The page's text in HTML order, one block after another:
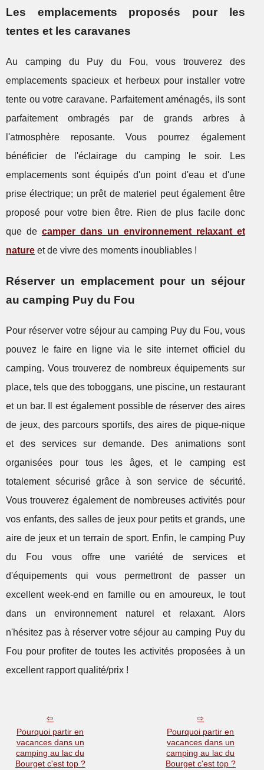
Les emplacements proposés pour les
tentes et les caravanes
Au camping du Puy du Fou, vous trouverez des
emplacements spacieux et herbeux pour installer votre
tente ou votre caravane. Parfaitement aménagés, ils sont
parfaitement ombragés par de grands arbres à
l'atmosphère reposante. Vous pourrez également
bénéficier de l'éclairage du camping le soir. Les
emplacements sont équipés d'un point d'eau et d'une
prise électrique; un prêt de materiel peut également être
proposé pour votre bien être. Rien de plus facile donc
que de camper dans un environnement relaxant et
nature et de vivre des moments inoubliables !
Réserver un emplacement pour un séjour
au camping Puy du Fou
Pour réserver votre séjour au camping Puy du Fou, vous
pouvez le faire en ligne via le site internet officiel du
camping. Vous trouverez de nombreux équipements sur
place, tels que des toboggans, une piscine, un restaurant
et un bar. Il est également possible de réserver des aires
de jeux, des parcours sportifs, des aires de pique-nique
et des services sur demande. Des animations sont
organisées pour tous les âges, et le camping est
totalement sécurisé grâce à son service de sécurité.
Vous trouverez également de nombreuses activités pour
vos enfants, des salles de jeux pour petits et grands, une
aire de jeux et un terrain de sport. Enfin, le camping Puy
du Fou vous offre une variété de services et
d'équipements qui vous permettront de passer un
excellent week-end en famille ou en amoureux, le tout
dans un environnement naturel et relaxant. Alors
n'hésitez pas à réserver votre séjour au camping Puy du
Fou pour profiter de toutes les activités proposées à un
excellent rapport qualité/prix !
Pourquoi partir en
vacances dans un
camping au lac du
Bourget c'est top ?
Pourquoi partir en
vacances dans un
camping au lac du
Bourget c'est top ?